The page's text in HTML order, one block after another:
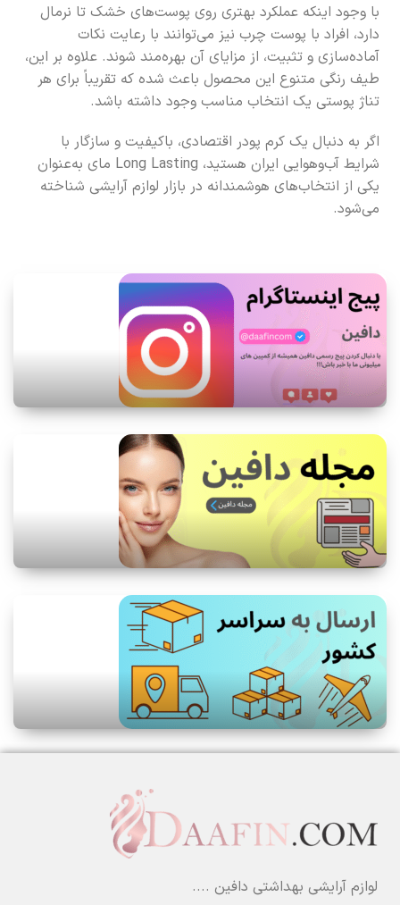
با وجود اینکه عملکرد بهتری روی پوست‌های خشک تا نرمال
دارد، افراد با پوست چرب نیز می‌توانند با رعایت نکات
آماده‌سازی و تثبیت، از مزایای آن بهره‌مند شوند. علاوه بر این،
طیف رنگی متنوع این محصول باعث شده که تقریباً برای هر
تناژ پوستی یک انتخاب مناسب وجود داشته باشد.
اگر به دنبال یک کرم پودر اقتصادی، باکیفیت و سازگار با
شرایط آب‌وهوایی ایران هستید، Long Lasting مای به‌عنوان
یکی از انتخاب‌های هوشمندانه در بازار لوازم آرایشی شناخته
می‌شود.
لوازم آرایشی بهداشتی دافین ....